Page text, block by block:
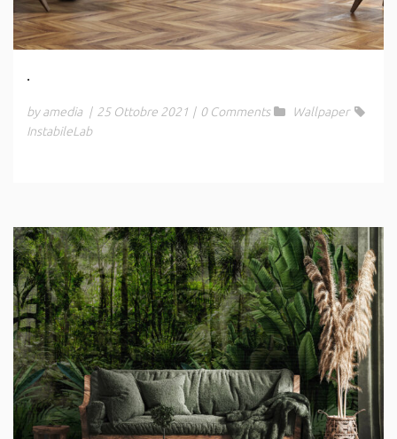
.
by amedia | 25 Ottobre 2021 | 0 Comments
Wallpaper
InstabileLab